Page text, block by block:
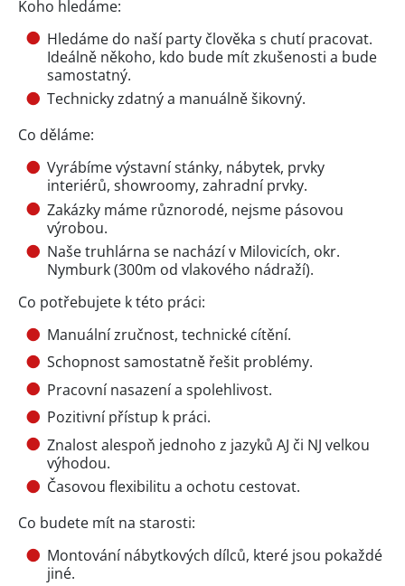
Koho hledáme:
Hledáme do naší party člověka s chutí pracovat.
Ideálně někoho, kdo bude mít zkušenosti a bude
samostatný.
Technicky zdatný a manuálně šikovný.
Co děláme:
Vyrábíme výstavní stánky, nábytek, prvky
interiérů, showroomy, zahradní prvky.
Zakázky máme různorodé, nejsme pásovou
výrobou.
Naše truhlárna se nachází v Milovicích, okr.
Nymburk (300m od vlakového nádraží).
Co potřebujete k této práci:
Manuální zručnost, technické cítění.
Schopnost samostatně řešit problémy.
Pracovní nasazení a spolehlivost.
Pozitivní přístup k práci.
Znalost alespoň jednoho z jazyků AJ či NJ velkou
výhodou.
Časovou flexibilitu a ochotu cestovat.
Co budete mít na starosti:
Montování nábytkových dílců, které jsou pokaždé
jiné.